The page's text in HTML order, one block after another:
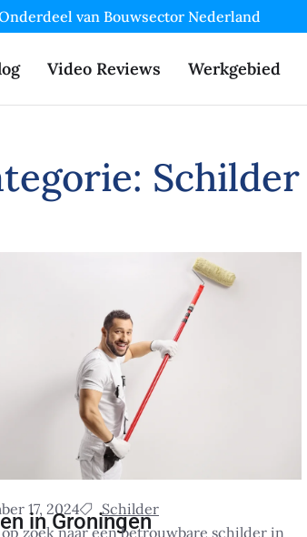
van Bouwsector Nederland
Video Reviews Werkgebied
Schilder
17, 2024 Schilder
in Groningen
op zoek naar een betrouwbare schilder in